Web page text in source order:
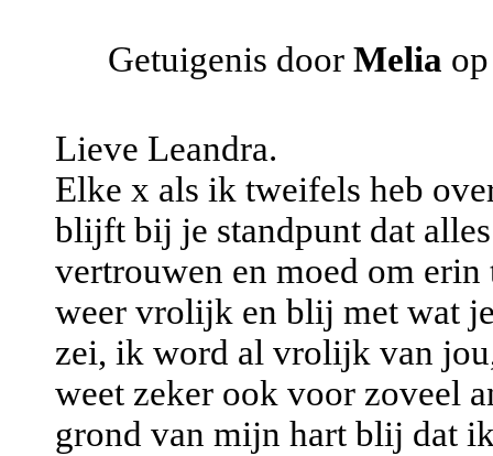
Getuigenis door Melia
Lieve Leandra.
Elke x als ik tweifels heb
blijft bij je standpunt dat
vertrouwen en moed om
weer vrolijk en blij met wat
zei, ik word al vrolijk van
weet zeker ook voor zoveel
grond van mijn hart blij dat